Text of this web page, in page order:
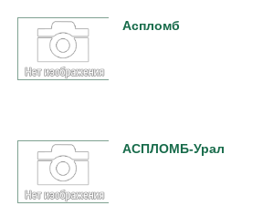
Аспломб
АСПЛОМБ-Урал